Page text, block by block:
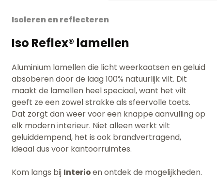
Isoleren en reflecteren
Iso Reflex® lamellen
Aluminium lamellen die licht weerkaatsen en geluid
absoberen door de laag 100% natuurlijk vilt. Dit
maakt de lamellen heel speciaal, want het vilt
geeft ze een zowel strakke als sfeervolle toets.
Dat zorgt dan weer voor een knappe aanvulling op
elk modern interieur. Niet alleen werkt vilt
geluiddempend, het is ook brandvertragend,
ideaal dus voor kantoorruimtes.
Kom langs bij Interioen ontdek de mogelijkheden.